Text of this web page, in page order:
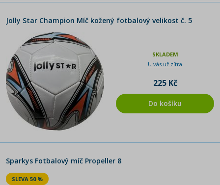
Jolly Star Champion Míč kožený fotbalový velikost č. 5
SKLADEM
U vás už zítra
225 Kč
Do košíku
Sparkys Fotbalový míč Propeller 8
SLEVA 50 %